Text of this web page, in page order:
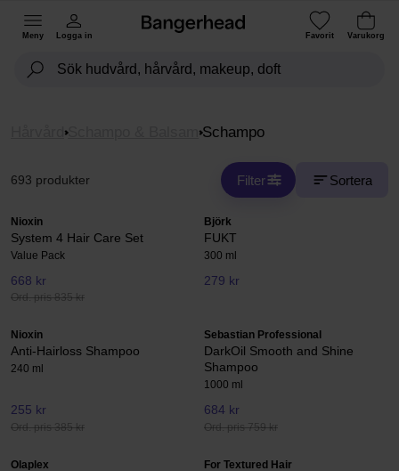
Meny Logga in Favorit Varukorg
Schampo & Balsam Schampo
693 produkter Filter Sortera
Nioxin
System 4 Hair Care Set
Value Pack
668 kr
Ord. pris 835 kr
Björk
FUKT
300 ml
279 kr
Nioxin
Anti-Hairloss Shampoo
240 ml
255 kr
Ord. pris 385 kr
Sebastian Professional
DarkOil Smooth and Shine
Shampoo
1000 ml
684 kr
Ord. pris 759 kr
Olaplex For Textured Hair